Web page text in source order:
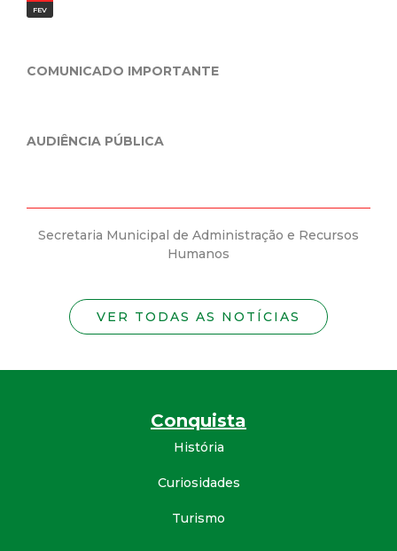
IMPORTANTE
PÚBLICA
Municipal de Administração e Recursos
Secretaria
VER TODAS AS NOTÍCIAS
Conquista
História
Curiosidades
Turismo